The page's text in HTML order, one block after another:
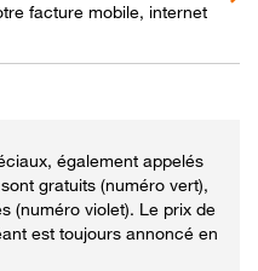
facture mobile, internet
également appelés
gratuits (numéro vert),
(numéro violet). Le prix de
est toujours annoncé en